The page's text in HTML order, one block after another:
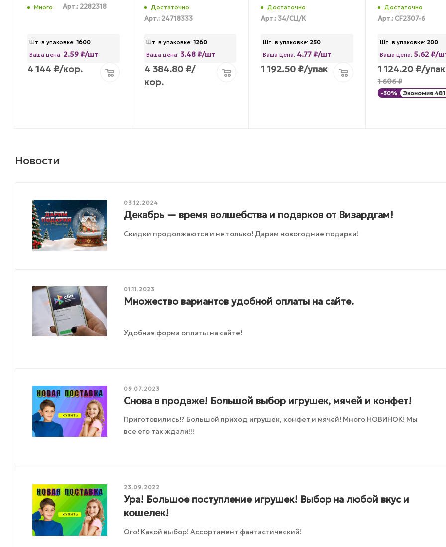
Много Арт.: 2282318
Шт. в упаковке: 1600
Ваша цена: 2.59 ₽/шт
4 144₽/кор.
Достаточно
Арт.: 24718333
Шт. в упаковке: 1260
Ваша цена: 3.48 ₽/шт
4 384.80₽/
кор.
Достаточно
Арт.: 34/СЦ/К
Шт. в упаковке: 250
Ваша цена: 4.77 ₽/шт
1 192.50 ₽/упак
Достаточно
Арт.: CF2307-6
Шт. в упаковке: 200
Ваша цена: 5.62 ₽/
1 124.20 ₽/упак
1 606₽
-30% Экономия
Новости
03.12.2024
Декабрь — время волшебства и подарков от Визардгам!
Скидки продолжаются и не только! Дарим новогодние подарки!
01.11.2023
Множество вариантов удобной оплаты на сайте.
Удобная форма оплаты на сайте!
09.07.2023
Снова в продаже! Большой выбор игрушек, мячей и конфет!
Приготовились!? Большой приход игрушек, конфет и мячей! Много НОВИНОК! Мы
все его так ждали!!!
23.09.2022
Ура! Большое поступление игрушек! Выбор на любой вкус и
кошелек!
Ого! Какой выбор! Ассортимент фантастический!